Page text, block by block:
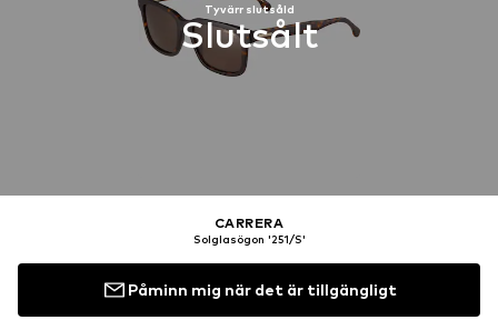
Tyvärr slutsåld
Slutsålt
CARRERA
Solglasögon '251/S'
Påminn mig när det är tillgängligt